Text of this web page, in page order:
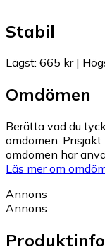
Stabil
Lägst: 665 kr|
Omdömen
Berätta vad du
omdömen.
omdömen har
Läs mer om
Annons
Annons